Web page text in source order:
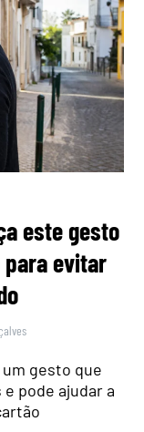
este gesto
evitar
gesto que
pode ajudar a